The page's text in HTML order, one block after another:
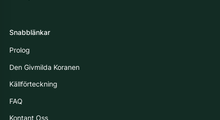
Snabblänkar
Prolog
Den Givmilda Koranen
Källförteckning
FAQ
Kontant Oss